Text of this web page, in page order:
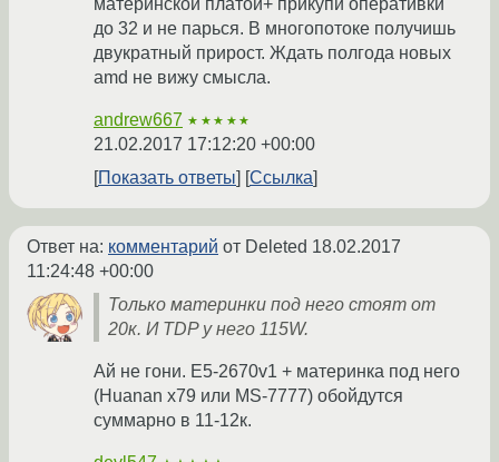
материнской платой+ прикупи оперативки
до 32 и не парься. В многопотоке получишь
двукратный прирост. Ждать полгода новых
amd не вижу смысла.
andrew667 ★★★★★
21.02.2017 17:12:20 +00:00
Показать ответы
Ссылка
Ответ на: комментарий от Deleted 18.02.2017
11:24:48 +00:00
Только материнки под него стоят от
20к. И TDP у него 115W.
Ай не гони. E5-2670v1 + материнка под него
(Huanan x79 или MS-7777) обойдутся
суммарно в 11-12к.